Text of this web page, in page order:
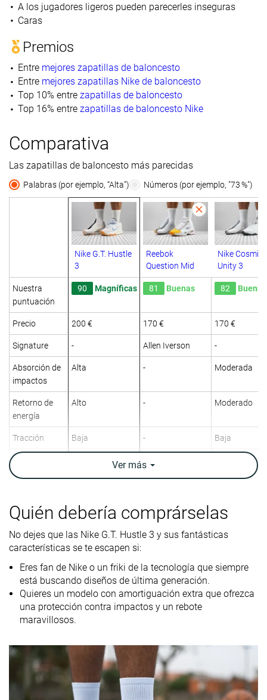
A los jugadores ligeros pueden parecerles inseguras
Caras
Premios
Entre mejores zapatillas de baloncesto
Entre mejores zapatillas Nike de baloncesto
Top 10% entre zapatillas de baloncesto
Top 16% entre zapatillas de baloncesto Nike
Comparativa
Las zapatillas de baloncesto más parecidas
Palabras (por ejemplo, “Alta”) Números (por ejemplo, "73 %")
Nike G.T. Hustle
3
Reebok
Question Mid
Nike Cosmic
Unity 3
Nuestra
puntuación
90 Magníficas 81 Buenas 82 Buenas
Precio 200 € 170 € 170 €
Signature - Allen Iverson -
Absorción de
impactos
Alta - Moderada
Retorno de
energía
Alto - Moderado
Tracción Baja - Baja
Top
Ankle support ✗ ✓ ✓
Peso
laboratorio
13.1 oz / 370g 16.9 oz / 479g
Lightweight ✓ ✗ ✗
Alta Media
Durabilidad
de la suela
exterior
Decente Buena
laboratorio
Altura de la
suela en la
32.8 mm 31.4 mm
Ver más
Quién debería comprárselas
No dejes que las Nike G.T. Hustle 3 y sus fantásticas
características se te escapen si:
Eres fan de Nike o un friki de la tecnología que siempre
está buscando diseños de última generación.
Quieres un modelo con amortiguación extra que ofrezca
una protección contra impactos y un rebote
maravillosos.